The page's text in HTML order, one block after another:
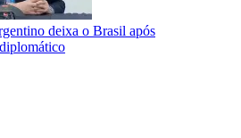
deixa o Brasil após